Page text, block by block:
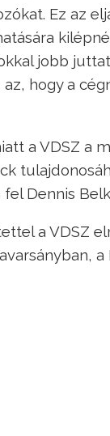
Ez az
jobb
az, hogy a
a VDSZ a
Dennis
a VDSZ